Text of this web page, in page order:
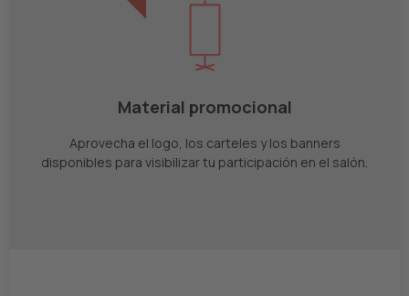
Material promocional
Aprovecha el logo, los carteles y los banners
disponibles para visibilizar tu participación en el salón.